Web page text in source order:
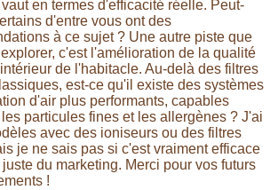
en termes d'efficacité réelle. Peut-
d'entre vous ont des
à ce sujet ? Une autre piste que
c'est l'amélioration de la qualité
de l'habitacle. Au-delà des filtres
est-ce qu'il existe des systèmes
d'air plus performants, capables
particules fines et les allergènes ? J'ai
avec des ioniseurs ou des filtres
je ne sais pas si c'est vraiment efficace
du marketing. Merci pour vos futurs
!